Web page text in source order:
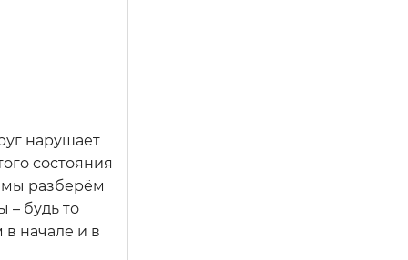
нарушает
состояния
мы разберём
– будь то
начале и в